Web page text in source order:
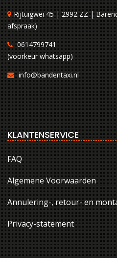
Rijtuigwei 45 | 2992 ZZ |
afspraak)
0614799741
(voorkeur whatsapp)
info@bandentaxi.nl
KLANTENSERVICE
FAQ
Algemene Voorwaarden
Annulering-, retour- en
Privacy-statement